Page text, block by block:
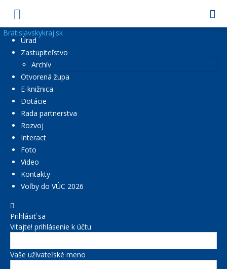
Bratislavskykraj.sk
Úrad
Zastupiteľstvo
Archív
Otvorená župa
E-knižnica
Dotácie
Rada partnerstva
Rozvoj
Interact
Foto
Video
Kontakty
Voľby do VÚC 2026
Prihlásiť sa
Vitajte! prihlásenie k účtu
Vaše užívateľské meno